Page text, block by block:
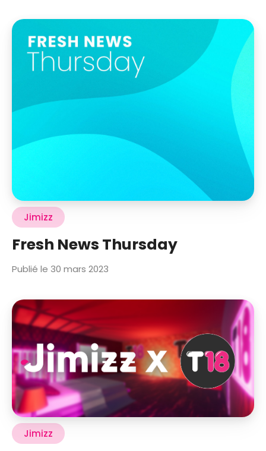
Jimizz
Fresh News Thursday
Publié le 30 mars 2023
Jimizz